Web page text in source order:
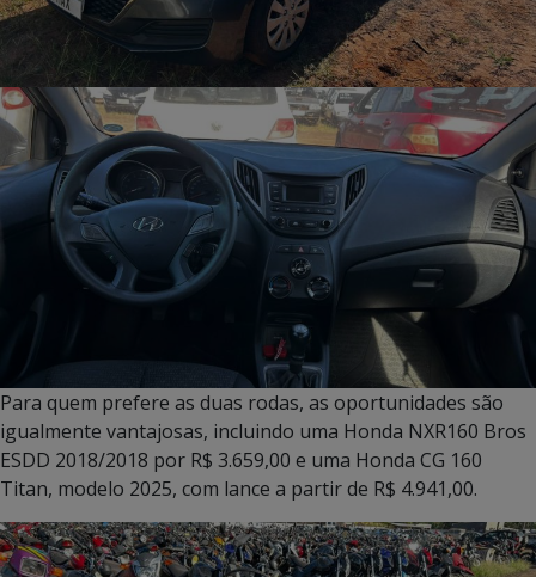
Para quem prefere as duas rodas, as oportunidades são
igualmente vantajosas, incluindo uma Honda NXR160 Bros
ESDD 2018/2018 por R$ 3.659,00 e uma Honda CG 160
Titan, modelo 2025, com lance a partir de R$ 4.941,00.